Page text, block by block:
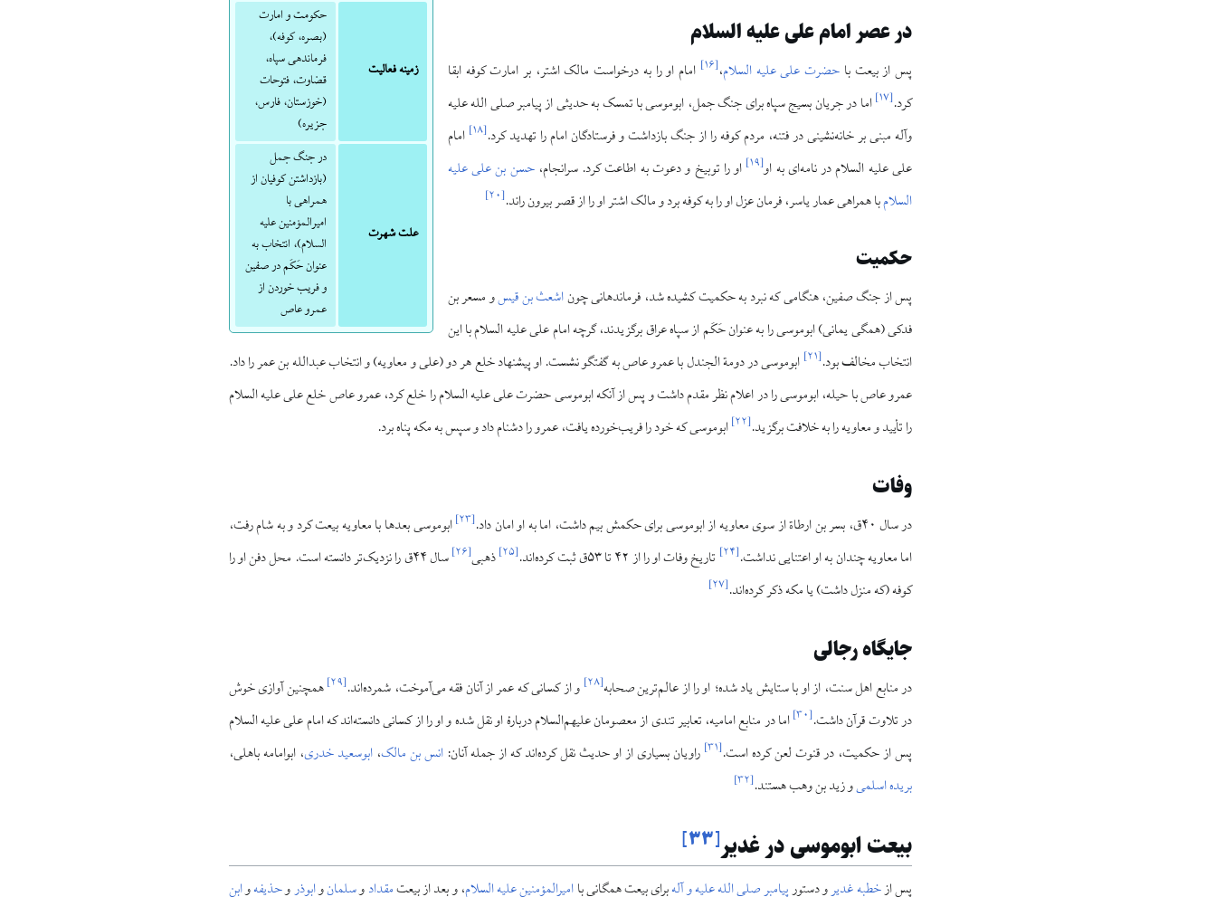
زمینه فعالیت
حکومت و امارت
(بصره، کوفه)،
فرماندهی سپاه،
قضاوت، فتوحات
(خوزستان، فارس،
جزیره)
علت شهرت
در جنگ جمل
(بازداشتن کوفیان از
همراهی با
امیرالمؤمنین علیه
السلام)، انتخاب به
عنوان حَکَم در صفین
و فریب خوردن از
عمرو عاص
در عصر امام علی علیه السلام
پس از بیعت با حضرت علی علیه السلام،[۱۶] امام او را به درخواست مالک اشتر، بر امارت کوفه ابقا
کرد.[۱۷]اما در جریان بسیج سپاه برای جنگ جمل، ابوموسی با تمسک به حدیثی از پیامبر صلی الله علیه
وآله مبنی بر خانه‌نشینی در فتنه، مردم کوفه را از جنگ بازداشت و فرستادگان امام را تهدید کرد.[۱۸] امام
علی علیه السلام در نامه‌ای به او[۱۹] او را توبیخ و دعوت به اطاعت کرد. سرانجام،حسن بن علی علیه
السلامبا همراهی عمار یاسر، فرمان عزل او را به کوفه برد و مالک اشتر او را از قصر بیرون راند.[۲۰]
حکمیت
پس از جنگ صفین، هنگامی که نبرد به حکمیت کشیده شد، فرماندهانی چوناشعث بن قیسو مسعر بن
فدکی (همگی یمانی) ابوموسی را به عنوان حَکَم از سپاه عراق برگزیدند، گرچه امام علی علیه السلام با این
انتخاب مخالف بود.[۲۱] ابوموسی در دومة الجندل با عمرو عاص به گفتگو نشست. او پیشنهاد خلع هر دو (علی و معاویه) و انتخاب عبدالله بن عمر را داد.
عمرو عاص با حیله، ابوموسی را در اعلام نظر مقدم داشت و پس از آنکه ابوموسی حضرت علی علیه السلام را خلع کرد، عمرو عاص خلع علی علیه السلام
را تأیید و معاویه را به خلافت برگزید.[۲۲]ابوموسی که خود را فریب‌خورده یافت، عمرو را دشنام داد و سپس به مکه پناه برد.
وفات
در سال ۴۰ق، بسر بن ارطاة از سوی معاویه از ابوموسی برای حکمش بیم داشت، اما به او امان داد. [۲۳]ابوموسی بعدها با معاویه بیعت کرد و به شام رفت،
اما معاویه چندان به او اعتنایی نداشت.[۲۴] تاریخ وفات او را از ۴۲ تا ۵۳ق ثبت کرده‌اند. [۲۵]ذهبی[۲۶]
سال ۴۴ق را نزدیک‌تر دانسته است. محل دفن او را
کوفه (که منزل داشت) یا مکه ذکر کرده‌اند.[۲۷]
جایگاه رجالی
در منابع اهل سنت، از او با ستایش یاد شده؛ او را از عالم‌ترین صحابه[۲۸] و از کسانی که عمر از آنان فقه می‌آموخت، شمرده‌اند.[۲۹]همچنین آوازی خوش
در تلاوت قرآن داشت.[۳۰]اما در منابع امامیه، تعابیر تندی از معصومان علیهم‌السلام دربارهٔ او نقل شده و او را از کسانی دانسته‌اند که امام علی علیه السلام
پس از حکمیت، در قنوت لعن کرده است.[۳۱] راویان بسیاری از او حدیث نقل کرده‌اند که از جمله آنان:انس بن مالک،ابوسعید خدری، ابوامامه باهلی،
بریده اسلمیو زید بن وهب هستند.[۳۲]
بیعت ابوموسی در غدیر[۳۳]
پس ازخطبه غدیرو دستورپیامبر صلی الله علیه و آلهبرای بیعت همگانی باامیرالمؤمنین علیه السلام، و بعد از بیعتمقدادوسلمانوابوذروحذیفهوابن